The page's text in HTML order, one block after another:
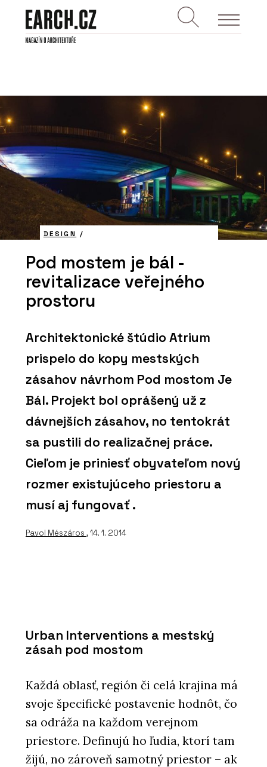
DESIGN /
Pod mostem je bál -
revitalizace veřejného
prostoru
Architektonické štúdio Atrium
prispelo do kopy mestských
zásahov návrhom Pod mostom Je
Bál. Projekt bol oprášený už z
dávnejších zásahov, no tentokrát
sa pustili do realizačnej práce.
Cieľom je priniesť obyvateľom nový
rozmer existujúceho priestoru a
musí aj fungovať .
Pavol Mészáros , 14. 1. 2014
Urban Interventions a mestský
zásah pod mostom
Každá oblasť, región či celá krajina má
svoje špecifické postavenie hodnôt, čo
sa odráža na každom verejnom
priestore. Definujú ho ľudia, ktorí tam
žijú, no zároveň samotný priestor – ak